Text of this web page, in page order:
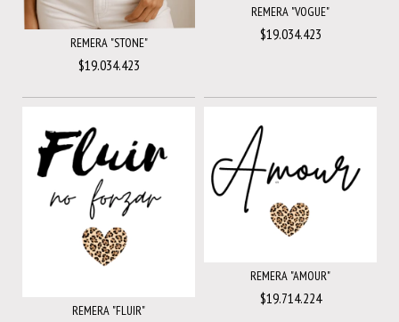
REMERA "STONE"
$19.034.423
REMERA "VOGUE"
$19.034.423
REMERA "FLUIR"
REMERA "AMOUR"
$19.714.224